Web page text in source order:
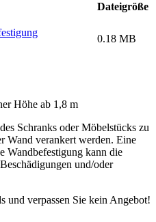
Dateigröße
0.18 MB
Höhe ab 1,8 m
Schranks oder Möbelstücks zu
Wand verankert werden. Eine
Wandbefestigung kann die
und/oder
und verpassen Sie kein Angebot!